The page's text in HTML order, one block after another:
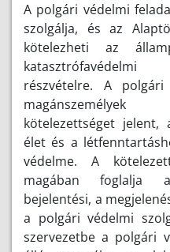
A polgári védelmi
szolgálja, és az
kötelezheti az
részvételre. A
kötelezettséget jelent,
élet és a
védelme. A
magában foglalja
bejelentési, a
a polgári védelmi
szervezetbe a polgári